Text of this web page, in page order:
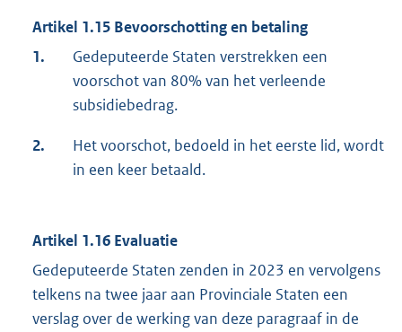
Artikel 1.15 Bevoorschotting en betaling
1.
Gedeputeerde Staten verstrekken een
voorschot van 80% van het verleende
subsidiebedrag.
2.
Het voorschot, bedoeld in het eerste lid, wordt
in een keer betaald.
Artikel 1.16 Evaluatie
Gedeputeerde Staten zenden in 2023 en vervolgens
telkens na twee jaar aan Provinciale Staten een
verslag over de werking van deze paragraaf in de